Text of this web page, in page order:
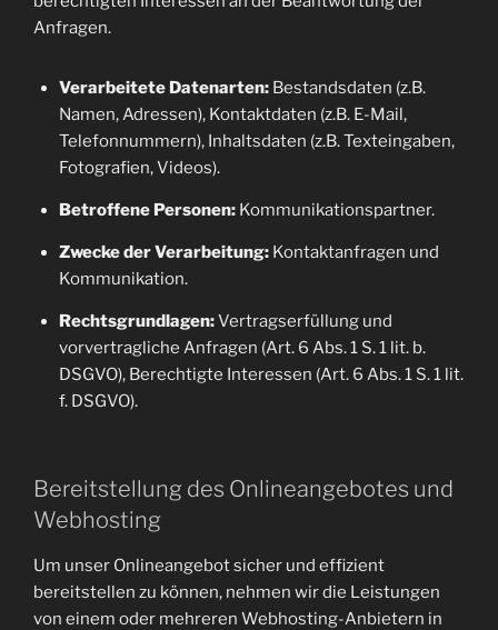
Anfragen.
Verarbeitete Datenarten:Bestandsdaten (z.B.
Namen, Adressen), Kontaktdaten (z.B. E-Mail,
Telefonnummern), Inhaltsdaten (z.B. Texteingaben,
Fotografien, Videos).
Betroffene Personen:Kommunikationspartner.
Zwecke der Verarbeitung:Kontaktanfragen und
Kommunikation.
Rechtsgrundlagen:Vertragserfüllung und
vorvertragliche Anfragen (Art. 6 Abs. 1 S. 1 lit. b.
DSGVO), Berechtigte Interessen (Art. 6 Abs. 1 S. 1 lit.
f. DSGVO).
Bereitstellung des Onlineangebotes und
Webhosting
Um unser Onlineangebot sicher und effizient
bereitstellen zu können, nehmen wir die Leistungen
von einem oder mehreren Webhosting-Anbietern in